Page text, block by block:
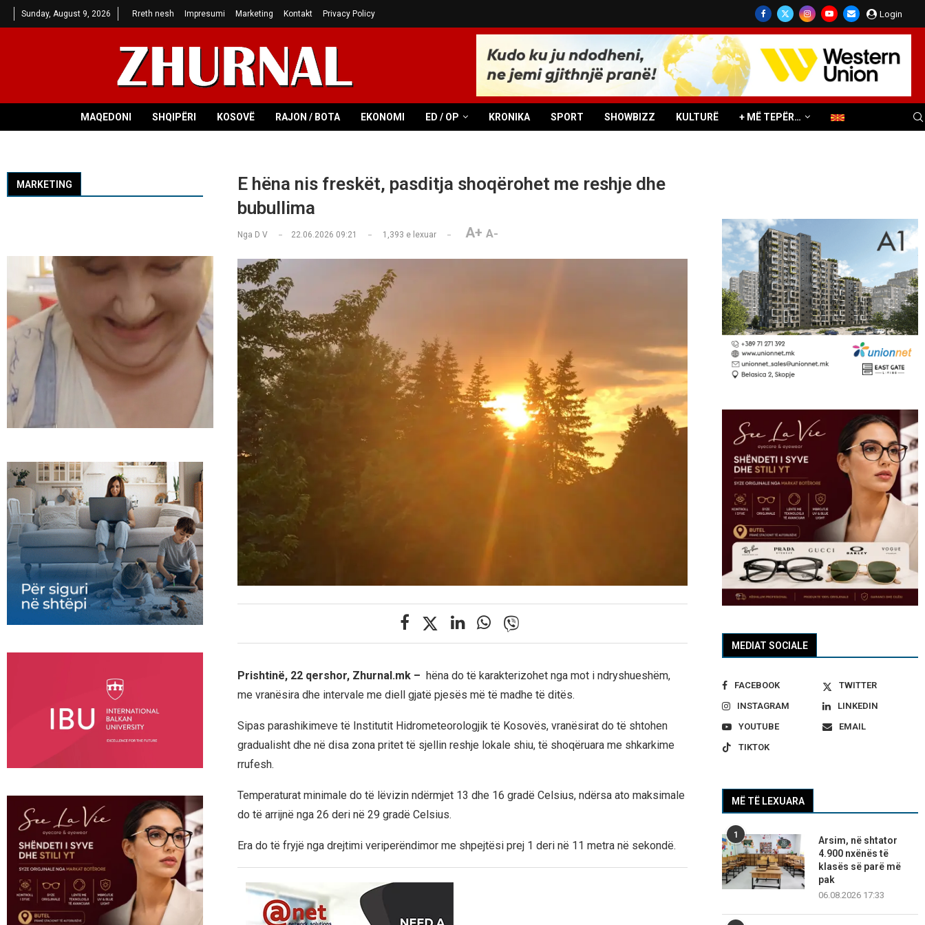
Sunday, August 9, 2026 Rreth nesh Impresumi Marketing Kontakt Privacy Policy Login
MAQEDONI SHQIPËRI KOSOVË RAJON / BOTA EKONOMI ED / OP KRONIKA SPORT SHOWBIZZ KULTURË + MË TEPËR…
E hëna nis freskët, pasditja shoqërohet me reshje dhe
bubullima
Nga D V 22.06.2026 09:21 1,393 e lexuar A+ A-
Prishtinë, 22 qershor, Zhurnal.mk – hëna do të karakterizohet nga mot i ndryshueshëm,
me vranësira dhe intervale me diell gjatë pjesës më të madhe të ditës.
Sipas parashikimeve të Institutit Hidrometeorologjik të Kosovës, vranësirat do të shtohen
gradualisht dhe në disa zona pritet të sjellin reshje lokale shiu, të shoqëruara me shkarkime
rrufesh.
Temperaturat minimale do të lëvizin ndërmjet 13 dhe 16 gradë Celsius, ndërsa ato maksimale
do të arrijnë nga 26 deri në 29 gradë Celsius.
Era do të fryjë nga drejtimi veriperëndimor me shpejtësi prej 1 deri në 11 metra në sekondë.
MEDIAT SOCIALE
FACEBOOK
TWITTER
INSTAGRAM
LINKEDIN
YOUTUBE
EMAIL
TIKTOK
MË TË LEXUARA
1
Arsim, në shtator
4.900 nxënës të
klasës së parë më
pak
06.08.2026 17:33
MARKETING